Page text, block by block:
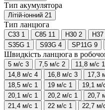
Тип акумулятора
Літій-іонний 21
Тип ланцюга
C33 1 C85 11 H30 2 H37
S35G 1 S93G 4 SP11G 9
Швидкість ланцюга в
5 м/с 3 7,5 м/с 2 11,8 м/с 1
14,8 м/с 4 16,8 м/с 3 17,3
18,5 м/с 1 19 м/с 1 19,1 м/
20,1 м/с 1 20,2 м/с 1 20,7
21,4 м/с 1 22 м/с 1 22,7 м/